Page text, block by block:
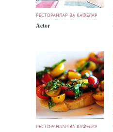
РЕСТОРАНЛАР ВА КАФЕЛАР
Actor
РЕСТОРАНЛАР ВА КАФЕЛАР